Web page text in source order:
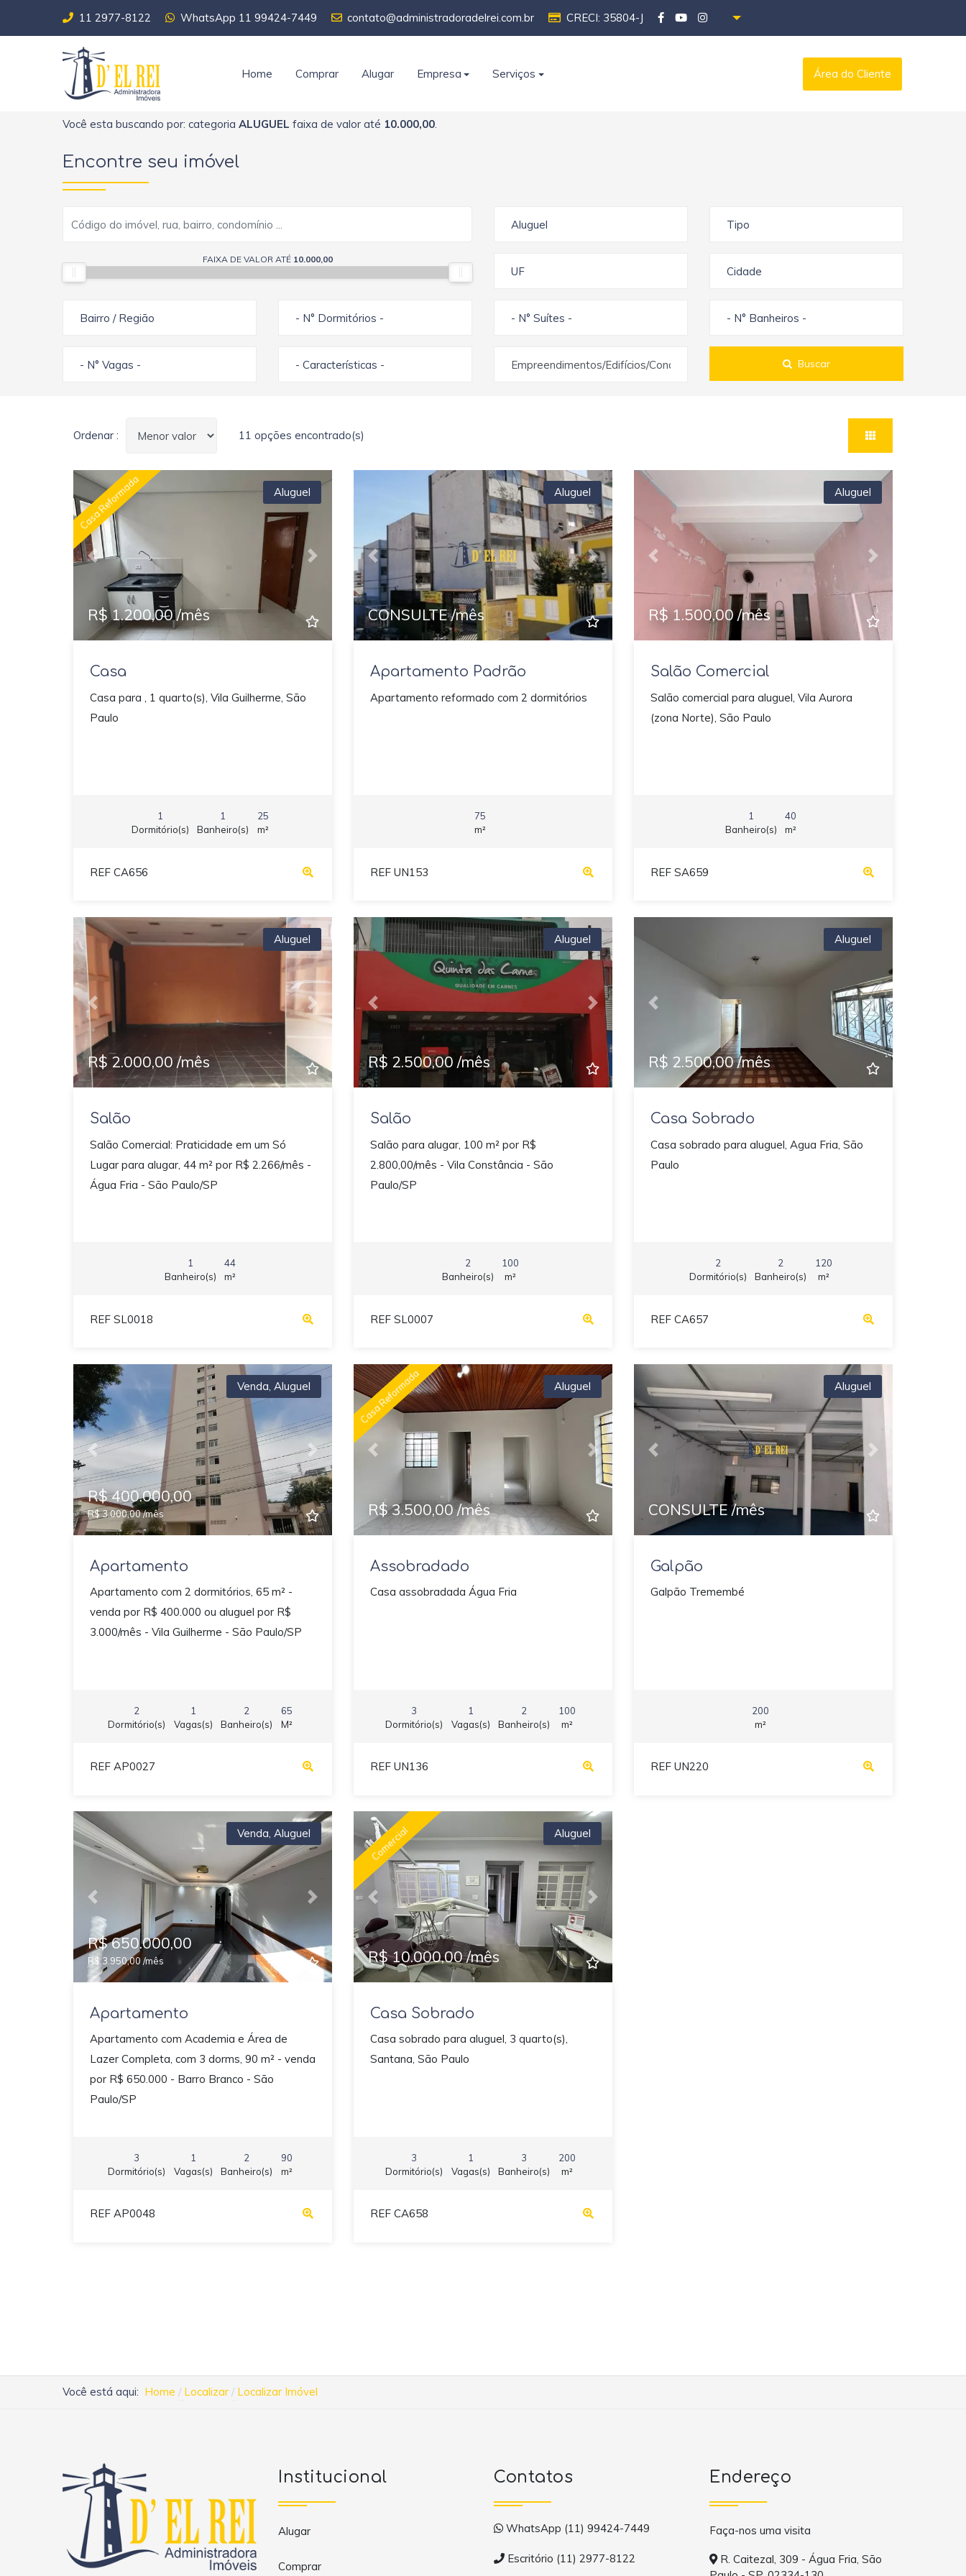
11 2977-8122 WhatsApp 11 99424-7449 contato@administradoradelrei.com.br CRECI: 35804-J
Home Comprar Alugar Empresa Serviços Área do Cliente
Você esta buscando por: categoria ALUGUEL faixa de valor até 10.000,00.
Encontre seu imóvel
Aluguel Tipo
FAIXA DE VALOR ATÉ 10.000,00
UF Cidade
Bairro / Região - N° Dormitórios - - N° Suítes - - N° Banheiros -
- N° Vagas - - Características - Empreendimentos/Edifícios/Condomínios Buscar
Ordenar : 11 opções encontrado(s)
Previous Next
Casa Reformada Aluguel
R$ 1.200,00 /mês
Casa
Casa para , 1 quarto(s), Vila Guilherme, São
Paulo
1
Dormitório(s)
1
Banheiro(s)
25
m²
REF CA656
Previous Next
Aluguel
CONSULTE /mês
Apartamento Padrão
Apartamento reformado com 2 dormitórios
75
m²
REF UN153
Previous Next
Aluguel
R$ 1.500,00 /mês
Salão Comercial
Salão comercial para aluguel, Vila Aurora
(zona Norte), São Paulo
1
Banheiro(s)
40
m²
REF SA659
Previous Next
Aluguel
R$ 2.000,00 /mês
Salão
Salão Comercial: Praticidade em um Só
Lugar para alugar, 44 m² por R$ 2.266/mês -
Água Fria - São Paulo/SP
1
Banheiro(s)
44
m²
REF SL0018
Previous Next
Aluguel
R$ 2.500,00 /mês
Salão
Salão para alugar, 100 m² por R$
2.800,00/mês - Vila Constância - São
Paulo/SP
2
Banheiro(s)
100
m²
REF SL0007
Previous Next
Aluguel
R$ 2.500,00 /mês
Casa Sobrado
Casa sobrado para aluguel, Agua Fria, São
Paulo
2
Dormitório(s)
2
Banheiro(s)
120
m²
REF CA657
Previous Next
Venda, Aluguel
R$ 400.000,00
R$ 3.000,00 /mês
Apartamento
Apartamento com 2 dormitórios, 65 m² -
venda por R$ 400.000 ou aluguel por R$
3.000/mês - Vila Guilherme - São Paulo/SP
2
Dormitório(s)
1
Vagas(s)
2
Banheiro(s)
65
M²
REF AP0027
Previous Next
Casa Reformada Aluguel
R$ 3.500,00 /mês
Assobradado
Casa assobradada Água Fria
3
Dormitório(s)
1
Vagas(s)
2
Banheiro(s)
100
m²
REF UN136
Previous Next
Aluguel
CONSULTE /mês
Galpão
Galpão Tremembé
200
m²
REF UN220
Previous Next
Venda, Aluguel
R$ 650.000,00
R$ 3.950,00 /mês
Apartamento
Apartamento com Academia e Área de
Lazer Completa, com 3 dorms, 90 m² - venda
por R$ 650.000 - Barro Branco - São
Paulo/SP
3
Dormitório(s)
1
Vagas(s)
2
Banheiro(s)
90
m²
REF AP0048
Previous Next
Comercial Aluguel
R$ 10.000,00 /mês
Casa Sobrado
Casa sobrado para aluguel, 3 quarto(s),
Santana, São Paulo
3
Dormitório(s)
1
Vagas(s)
3
Banheiro(s)
200
m²
REF CA658
Você está aqui: Home Localizar Localizar Imóvel
Institucional
Alugar
Comprar
Contatos
WhatsApp (11) 99424-7449
Escritório (11) 2977-8122
Endereço
Faça-nos uma visita
R. Caitezal, 309 - Água Fria, São